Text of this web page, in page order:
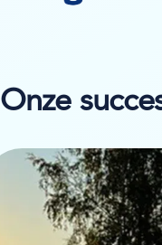
Onze
de casestudy van